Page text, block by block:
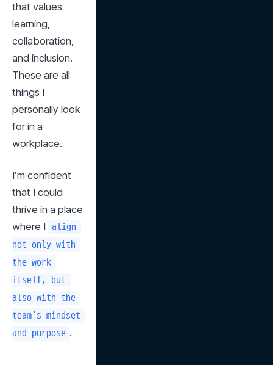
that values
learning,
collaboration,
and inclusion.
These are all
things I
personally look
for in a
workplace.
I’m confident
that I could
thrive in a place
where I align
not only with
the work
itself, but
also with the
team’s mindset
and purpose .